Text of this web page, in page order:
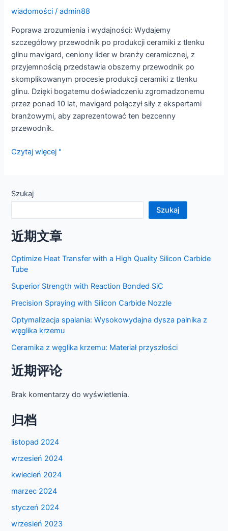
wiadomości /admin88
Poprawa zrozumienia i wydajności: Wydajemy
szczegółowy przewodnik po produkcji ceramiki z tlenku
glinu mavigard, ceniony lider w branży ceramicznej, z
przyjemnością przedstawia obszerny przewodnik po
skomplikowanym procesie produkcji ceramiki z tlenku
glinu. Dzięki bogatemu doświadczeniu zgromadzonemu
przez ponad 10 lat, mavigard połączył siły z ekspertami
branżowymi, aby zaprezentować ten bezcenny
przewodnik.
Poprawa
Wydajemy
po
ceramiki
z
tlenku
glinu
Czytaj więcej "
Szukaj
Szukaj
近期文章
Optimize Heat Transfer with a High Quality Silicon Carbide
Tube
Superior Strength with Reaction Bonded SiC
Precision Spraying with Silicon Carbide Nozzle
Optymalizacja spalania: Wysokowydajna dysza palnika z
węglika krzemu
Ceramika z węglika krzemu: Materiał przyszłości
近期评论
Brak komentarzy do wyświetlenia.
归档
listopad 2024
wrzesień 2024
kwiecień 2024
marzec 2024
styczeń 2024
wrzesień 2023